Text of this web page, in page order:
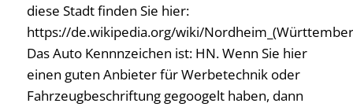
diese Stadt finden Sie hier:
https://de.wikipedia.org/wiki/
Das Auto Kennnzeichen ist: HN. Wenn Sie hier
einen guten Anbieter für Werbetechnik oder
Fahrzeugbeschriftung gegoogelt haben, dann